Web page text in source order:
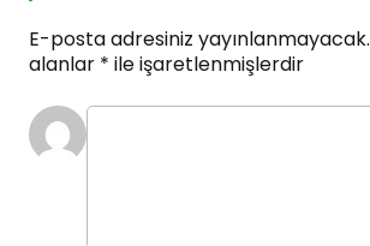
E-posta adresiniz yayınlanmayacak.
alanlar * ile işaretlenmişlerdir